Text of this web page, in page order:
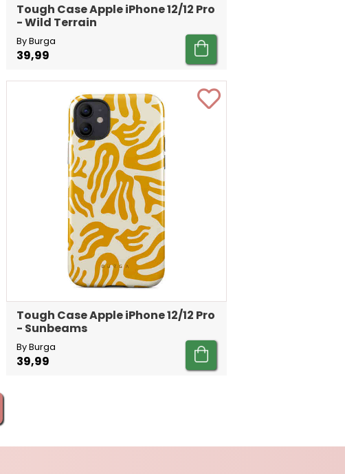
Tough Case Apple iPhone 12/12 Pro
- Wild Terrain
By Burga
39,99
Tough Case Apple iPhone 12/12 Pro
- Sunbeams
By Burga
39,99